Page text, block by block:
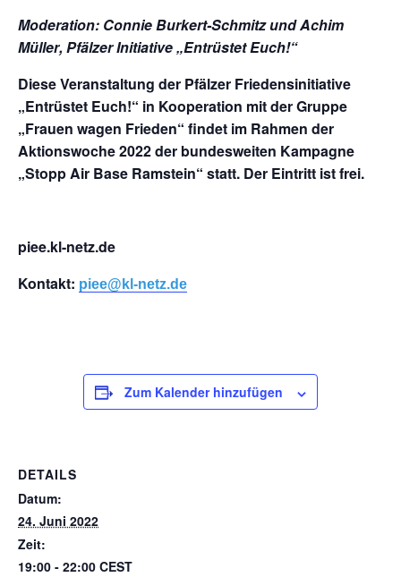
Moderation: Connie Burkert-Schmitz und Achim
Müller,Pfälzer Initiative „Entrüstet Euch!“
Diese Veranstaltung der Pfälzer Friedensinitiative
„Entrüstet Euch!“ in Kooperation mit der Gruppe
„Frauen wagen Frieden“ findet im Rahmen der
Aktionswoche 2022 der bundesweiten Kampagne
„Stopp Air Base Ramstein“ statt. Der Eintritt ist frei.
piee.kl-netz.de
Kontakt: piee@kl-netz.de
Zum Kalender hinzufügen
DETAILS
Datum:
24. Juni 2022
Zeit:
19:00 - 22:00 CEST